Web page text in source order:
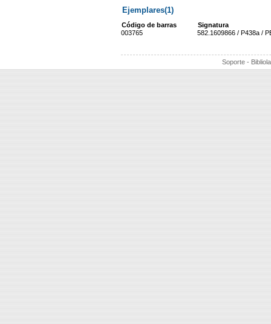
Ejemplares(1)
Código de barras
Signatura
003765
582.1609866 / P438a /
Soporte -